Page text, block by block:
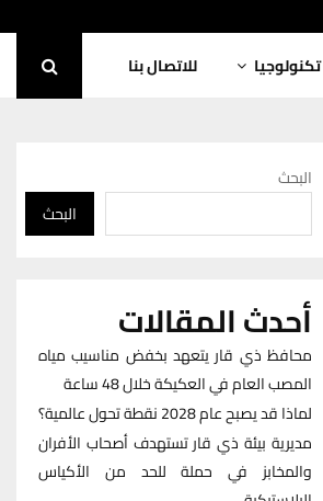
تكنولوجيا للاتصال بنا
البحث
البحث
أحدث المقالات
محافظ ذي قار يتعهد بخفض مناسيب مياه
المصب العام في العكيكة خلال 48 ساعة
لماذا قد يصبح عام 2028 نقطة تحول عالمية؟
مديرية بيئة ذي قار تستهدف أصحاب الأفران
والمخابز في حملة للحد من الأكياس